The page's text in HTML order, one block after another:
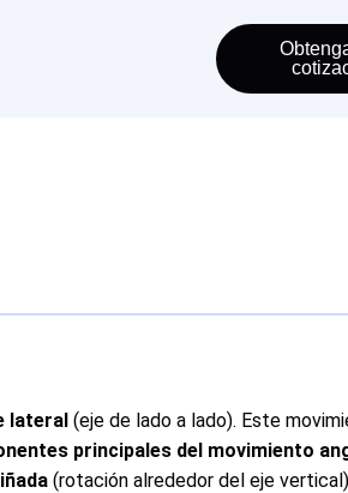
lateral (eje de lado a lado). Este
principales del movimiento
(rotación alrededor del eje